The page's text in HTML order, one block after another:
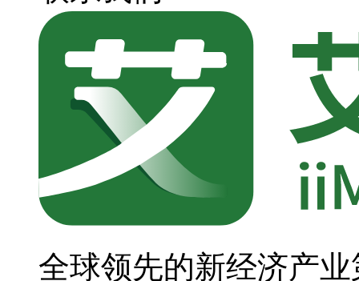
全球领先的新经济产